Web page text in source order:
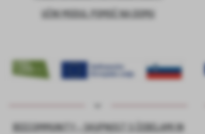
UČNI MODUL POMOČ NA DOMU
BEECOMMUNITY – SKUPNOST S ČEBELAMI IN